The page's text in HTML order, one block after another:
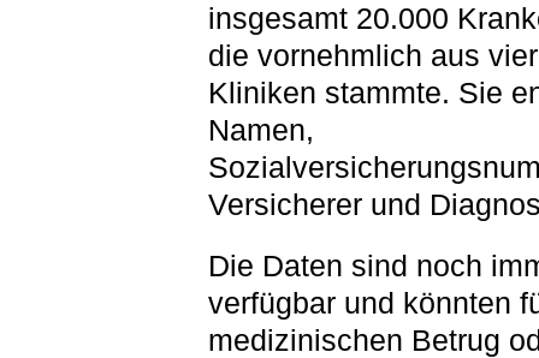
insgesamt 20.000
die vornehmlich aus
Kliniken stammte. Sie
Namen,
Versicherer und
Die Daten sind noch
verfügbar und könnten
medizinischen Betrug